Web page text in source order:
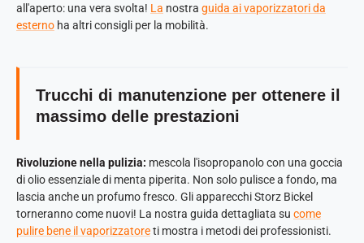
all'aperto: una vera svolta! La nostra guida ai vaporizzatori da
esterno ha altri consigli per la mobilità.
Trucchi di manutenzione per ottenere il
massimo delle prestazioni
Rivoluzione nella pulizia: mescola l'isopropanolo con una goccia
di olio essenziale di menta piperita. Non solo pulisce a fondo, ma
lascia anche un profumo fresco. Gli apparecchi Storz Bickel
torneranno come nuovi! La nostra guida dettagliata su come
pulire bene il vaporizzatoreti mostra i metodi dei professionisti.